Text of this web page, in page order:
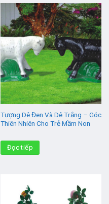
Tượng Dê Đen Và Dê Trắng – Góc
Thiên Nhiên Cho Trẻ Mầm Non
Đọc tiếp